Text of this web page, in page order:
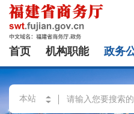
首页 机构职能 政务